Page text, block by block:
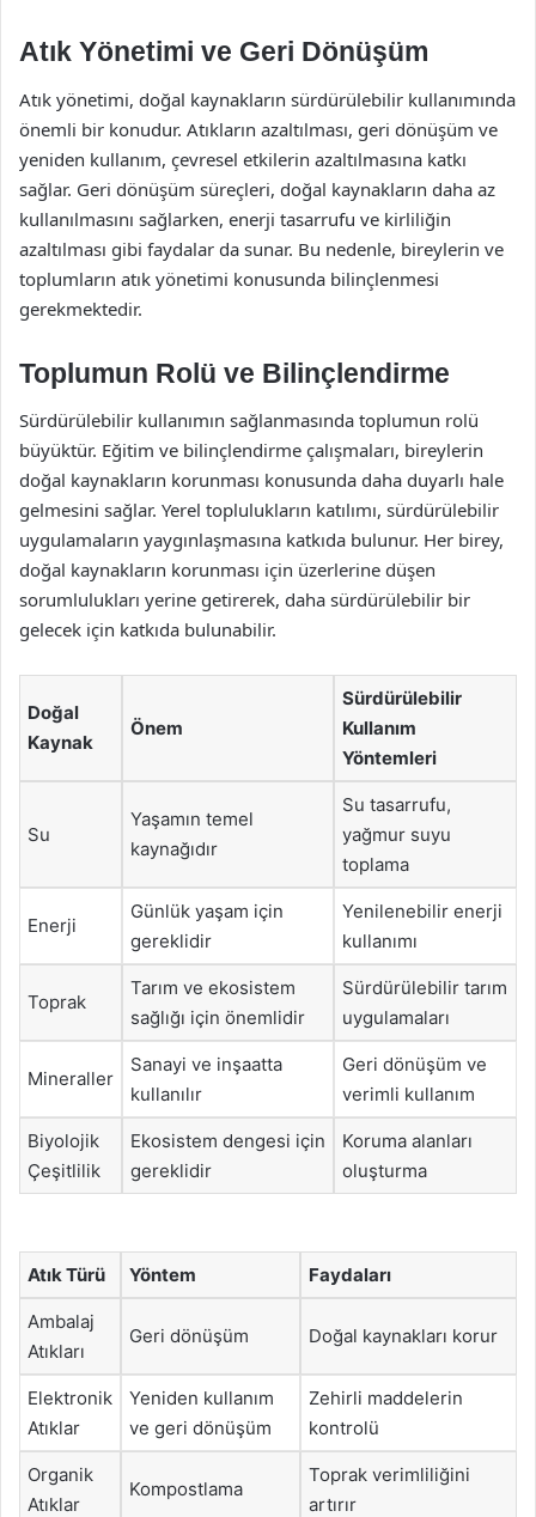
Atık Yönetimi ve Geri Dönüşüm
Atık yönetimi, doğal kaynakların sürdürülebilir kullanımında
önemli bir konudur. Atıkların azaltılması, geri dönüşüm ve
yeniden kullanım, çevresel etkilerin azaltılmasına katkı
sağlar. Geri dönüşüm süreçleri, doğal kaynakların daha az
kullanılmasını sağlarken, enerji tasarrufu ve kirliliğin
azaltılması gibi faydalar da sunar. Bu nedenle, bireylerin ve
toplumların atık yönetimi konusunda bilinçlenmesi
gerekmektedir.
Toplumun Rolü ve Bilinçlendirme
Sürdürülebilir kullanımın sağlanmasında toplumun rolü
büyüktür. Eğitim ve bilinçlendirme çalışmaları, bireylerin
doğal kaynakların korunması konusunda daha duyarlı hale
gelmesini sağlar. Yerel toplulukların katılımı, sürdürülebilir
uygulamaların yaygınlaşmasına katkıda bulunur. Her birey,
doğal kaynakların korunması için üzerlerine düşen
sorumlulukları yerine getirerek, daha sürdürülebilir bir
gelecek için katkıda bulunabilir.
Doğal
Kaynak
Önem
Sürdürülebilir
Kullanım
Yöntemleri
Su
Yaşamın temel
kaynağıdır
Su tasarrufu,
yağmur suyu
toplama
Enerji
Günlük yaşam için
gereklidir
Yenilenebilir enerji
kullanımı
Toprak
Tarım ve ekosistem
sağlığı için önemlidir
Sürdürülebilir tarım
uygulamaları
Mineraller
Sanayi ve inşaatta
kullanılır
Geri dönüşüm ve
verimli kullanım
Biyolojik
Çeşitlilik
Ekosistem dengesi için
gereklidir
Koruma alanları
oluşturma
Atık Türü Yöntem Faydaları
Ambalaj
Atıkları
Geri dönüşüm Doğal kaynakları korur
Elektronik
Atıklar
Yeniden kullanım
ve geri dönüşüm
Zehirli maddelerin
kontrolü
Organik
Atıklar
Kompostlama
Toprak verimliliğini
artırır